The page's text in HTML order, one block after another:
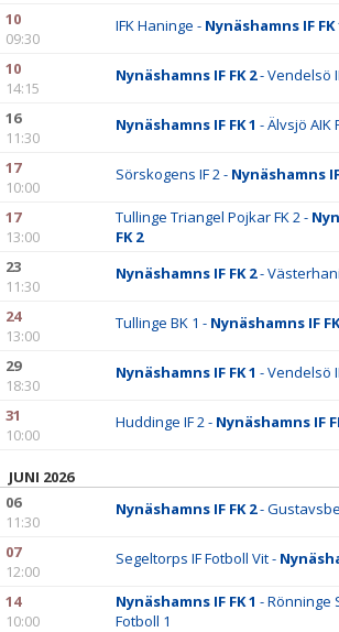
10
09:30
IFK Haninge - Nynäshamns IF FK
10
14:15
Nynäshamns IF FK 2- Vendelsö
16
11:30
Nynäshamns IF FK 1 - Älvsjö AIK
17
10:00
Sörskogens IF 2 - Nynäshamns
17
13:00
Tullinge Triangel Pojkar FK 2 -
FK 2
23
11:30
Nynäshamns IF FK 2-
24
13:00
Tullinge BK 1 - Nynäshamns IF
29
18:30
Nynäshamns IF FK 1 - Vendelsö
31
10:00
Huddinge IF 2 - Nynäshamns IF
JUNI 2026
06
11:30
Nynäshamns IF FK 2-
07
12:00
Segeltorps IF Fotboll Vit -
14
10:00
Nynäshamns IF FK 1 - Rönninge
Fotboll 1